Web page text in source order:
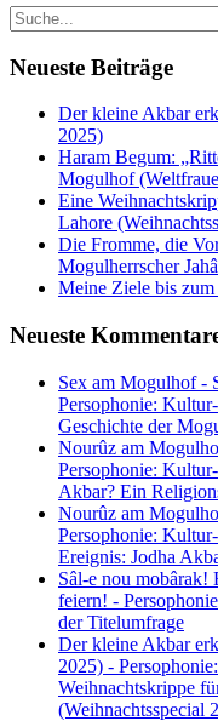
Neueste Beiträge
Der kleine Akbar
2025)
Haram Begum:
Mogulhof
Eine
Lahore
Die Fromme, die
Mogulherrscher
Meine Ziele bis
Neueste
Sex am Mogulhof -
Persophonie:
Geschichte der
Nourûz am
Persophonie:
Akbar? Ein
Nourûz am
Persophonie:
Ereignis: Jodha
Sâl-e nou mobârak!
feiern! -
der Titelumfrage
Der kleine Akbar
2025) -
Weihnachtskrippe
(Weihnachtsspecial